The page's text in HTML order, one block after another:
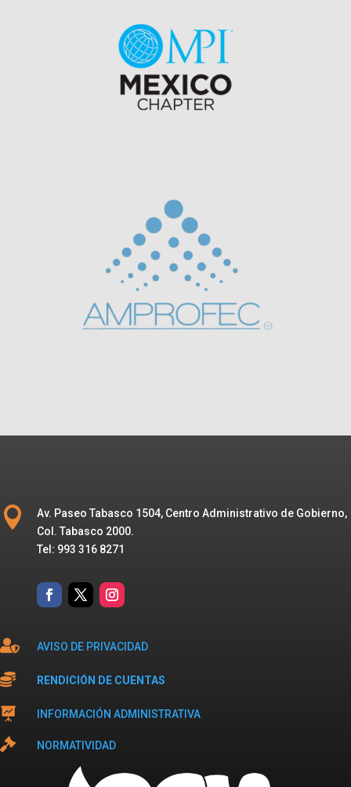

Av. Paseo Tabasco 1504, Centro Administrativo de Gobierno,
Col. Tabasco 2000.
Tel: 993 316 8271
 AVISO DE PRIVACIDAD
 RENDICIÓN DE CUENTAS
 INFORMACIÓN ADMINISTRATIVA
 NORMATIVIDAD